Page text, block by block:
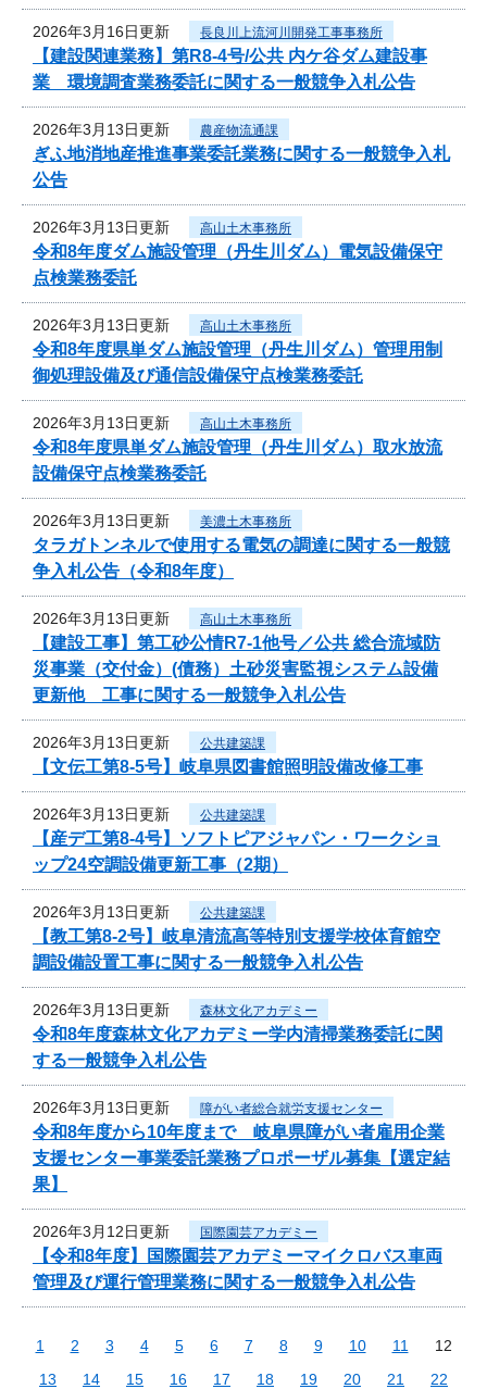
2026年3月16日更新 長良川上流河川開発工事事務所
【建設関連業務】第R8-4号/公共 内ケ谷ダム建設事
業 環境調査業務委託に関する一般競争入札公告
2026年3月13日更新 農産物流通課
ぎふ地消地産推進事業委託業務に関する一般競争入札
公告
2026年3月13日更新 高山土木事務所
令和8年度ダム施設管理（丹生川ダム）電気設備保守
点検業務委託
2026年3月13日更新 高山土木事務所
令和8年度県単ダム施設管理（丹生川ダム）管理用制
御処理設備及び通信設備保守点検業務委託
2026年3月13日更新 高山土木事務所
令和8年度県単ダム施設管理（丹生川ダム）取水放流
設備保守点検業務委託
2026年3月13日更新 美濃土木事務所
タラガトンネルで使用する電気の調達に関する一般競
争入札公告（令和8年度）
2026年3月13日更新 高山土木事務所
【建設工事】第工砂公情R7-1他号／公共 総合流域防
災事業（交付金）(債務）土砂災害監視システム設備
更新他 工事に関する一般競争入札公告
2026年3月13日更新 公共建築課
【文伝工第8-5号】岐阜県図書館照明設備改修工事
2026年3月13日更新 公共建築課
【産デ工第8-4号】ソフトピアジャパン・ワークショ
ップ24空調設備更新工事（2期）
2026年3月13日更新 公共建築課
【教工第8-2号】岐阜清流高等特別支援学校体育館空
調設備設置工事に関する一般競争入札公告
2026年3月13日更新 森林文化アカデミー
令和8年度森林文化アカデミー学内清掃業務委託に関
する一般競争入札公告
2026年3月13日更新 障がい者総合就労支援センター
令和8年度から10年度まで 岐阜県障がい者雇用企業
支援センター事業委託業務プロポーザル募集【選定結
果】
2026年3月12日更新 国際園芸アカデミー
【令和8年度】国際園芸アカデミーマイクロバス車両
管理及び運行管理業務に関する一般競争入札公告
1 2 3 4 5 6 7 8 9 10 11
12
13
14 15 16 17 18 19 20 21
22